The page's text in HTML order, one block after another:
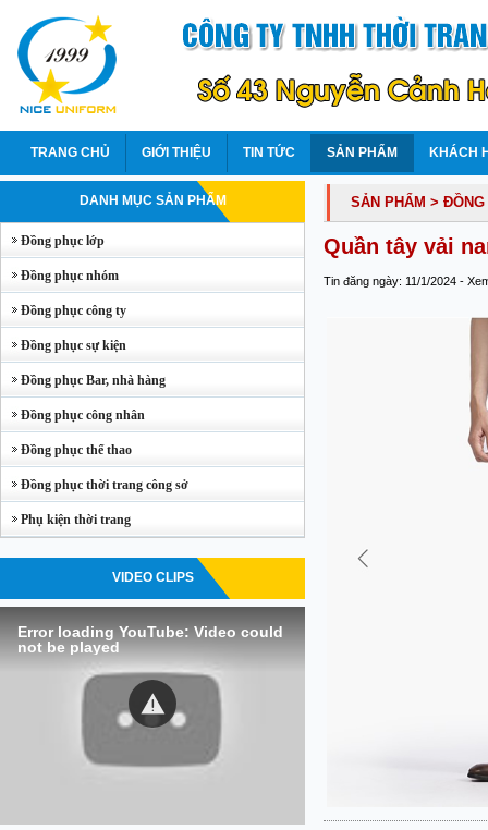
TRANG CHỦ GIỚI THIỆU TIN TỨC SẢN PHẨM KHÁCH
DANH MỤC SẢN PHẨM
Đồng phục lớp
Đồng phục nhóm
Đồng phục công ty
Đồng phục sự kiện
Đồng phục Bar, nhà hàng
Đồng phục công nhân
Đồng phục thể thao
Đồng phục thời trang công sở
Phụ kiện thời trang
VIDEO CLIPS
Error loading YouTube: Video could
not be played
SẢN PHẨM > ĐỒNG
Quần tây vải
Tin đăng ngày: 11/1/2024 -